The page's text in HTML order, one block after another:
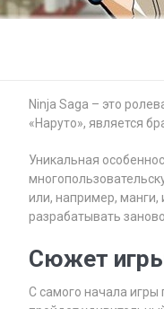
Ninja Saga – это
«Наруто», является
Уникальная
или, например, манги,
разрабатывать
Сюжет
С самого начала